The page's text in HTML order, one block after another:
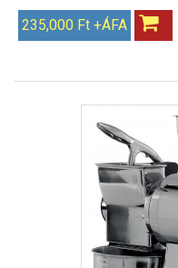
235,000 Ft +ÁFA